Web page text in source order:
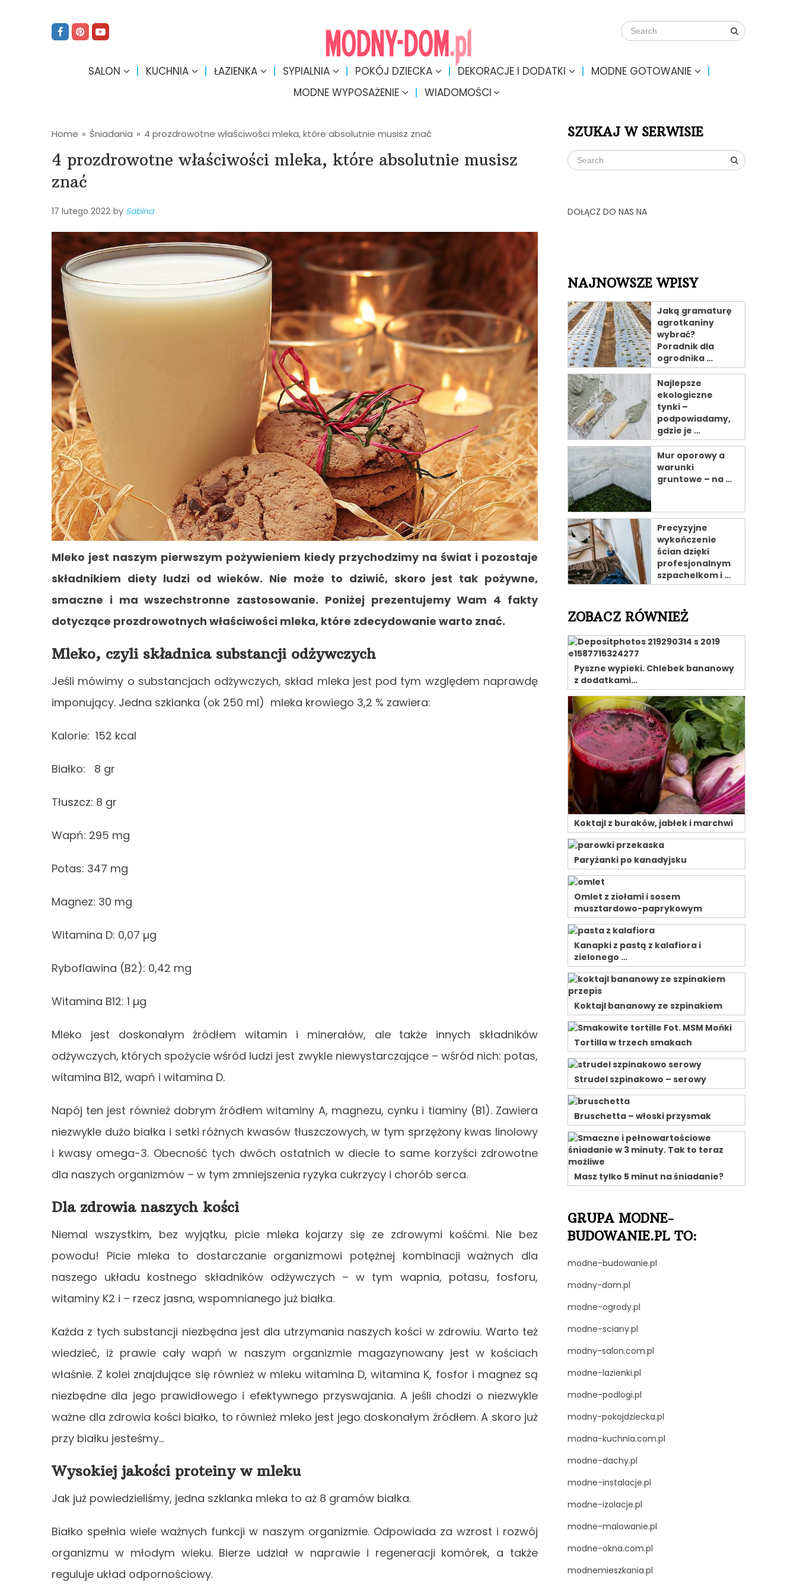
SALON KUCHNIA ŁAZIENKA SYPIALNIA POKÓJ DZIECKA DEKORACJE I DODATKI
MODNE GOTOWANIE
MODNE WYPOSAŻENIE
WIADOMOŚCI
Home » Śniadania » 4 prozdrowotne właściwości mleka, które absolutnie musisz znać
4 prozdrowotne właściwości mleka, które absolutnie musisz
znać
17 lutego 2022 by Sabina
Mleko jest naszym pierwszym pożywieniem kiedy przychodzimy na świat i pozostaje
składnikiem diety ludzi od wieków. Nie może to dziwić, skoro jest tak pożywne,
smaczne i ma wszechstronne zastosowanie. Poniżej prezentujemy Wam 4 fakty
dotyczące prozdrowotnych właściwości mleka, które zdecydowanie warto znać.
Mleko, czyli składnica substancji odżywczych
Jeśli mówimy o substancjach odżywczych, skład mleka jest pod tym względem naprawdę
imponujący. Jedna szklanka (ok 250 ml) mleka krowiego 3,2 % zawiera:
Kalorie: 152 kcal
Białko: 8 gr
Tłuszcz: 8 gr
Wapń: 295 mg
Potas: 347 mg
Magnez: 30 mg
Witamina D: 0,07 µg
Ryboflawina (B2): 0,42 mg
Witamina B12: 1 µg
Mleko jest doskonałym źródłem witamin i minerałów, ale także innych składników
odżywczych, których spożycie wśród ludzi jest zwykle niewystarczające – wśród nich: potas,
witamina B12, wapń i witamina D.
Napój ten jest również dobrym źródłem witaminy A, magnezu, cynku i tiaminy (B1). Zawiera
niezwykle dużo białka i setki różnych kwasów tłuszczowych, w tym sprzężony kwas linolowy
i kwasy omega-3. Obecność tych dwóch ostatnich w diecie to same korzyści zdrowotne
dla naszych organizmów – w tym zmniejszenia ryzyka cukrzycy i chorób serca.
Dla zdrowia naszych kości
​​Niemal wszystkim, bez wyjątku, picie mleka kojarzy się ze zdrowymi kośćmi. Nie bez
powodu! Picie mleka to dostarczanie organizmowi potężnej kombinacji ważnych dla
naszego układu kostnego składników odżywczych – w tym wapnia, potasu, fosforu,
witaminy K2 i – rzecz jasna, wspomnianego już białka.
Każda z tych substancji niezbędna jest dla utrzymania naszych kości w zdrowiu. Warto też
wiedzieć, iż prawie cały wapń w naszym organizmie magazynowany jest w kościach
właśnie. Z kolei znajdujące się również w mleku witamina D, witamina K, fosfor i magnez są
niezbędne dla jego prawidłowego i efektywnego przyswajania. A jeśli chodzi o niezwykle
ważne dla zdrowia kości białko, to również mleko jest jego doskonałym źródłem. A skoro już
przy białku jesteśmy…
Wysokiej jakości proteiny w mleku
Jak już powiedzieliśmy, jedna szklanka mleka to aż 8 gramów białka.
Białko spełnia wiele ważnych funkcji w naszym organizmie. Odpowiada za wzrost i rozwój
organizmu w młodym wieku. Bierze udział w naprawie i regeneracji komórek, a także
reguluje układ odpornościowy.
SZUKAJ W SERWISIE
DOŁĄCZ DO NAS NA
NAJNOWSZE WPISY
Jaką gramaturę
agrotkaniny
wybrać?
Poradnik dla
ogrodnika …
Najlepsze
ekologiczne
tynki –
podpowiadamy,
gdzie je …
Mur oporowy a
warunki
gruntowe – na …
Precyzyjne
wykończenie
ścian dzięki
profesjonalnym
szpachelkom i …
ZOBACZ RÓWNIEŻ
Pyszne wypieki. Chlebek bananowy
z dodatkami…
Koktajl z buraków, jabłek i marchwi
Paryżanki po kanadyjsku
Omlet z ziołami i sosem
musztardowo-paprykowym
Kanapki z pastą z kalafiora i
zielonego …
Koktajl bananowy ze szpinakiem
Tortilla w trzech smakach
Strudel szpinakowo – serowy
Bruschetta – włoski przysmak
Masz tylko 5 minut na śniadanie?
GRUPA MODNE-
BUDOWANIE.PL TO:
modne-budowanie.pl
modny-dom.pl
modne-ogrody.pl
modne-sciany.pl
modny-salon.com.pl
modne-lazienki.pl
modne-podlogi.pl
modny-pokojdziecka.pl
modna-kuchnia.com.pl
modne-dachy.pl
modne-instalacje.pl
modne-izolacje.pl
modne-malowanie.pl
modne-okna.com.pl
modnemieszkania.pl